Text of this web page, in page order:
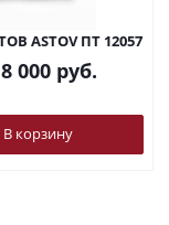
ASTOV ПТ 12057
000руб.
В корзину